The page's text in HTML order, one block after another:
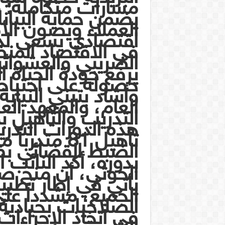
مسارات
يضمن حماية
العملاء ويصون
اقتصادي يسعى
في الاقتصاد
الضريبي
يرفع جودة
حصوله على
وأشاد بتبني
العام، والمعهد
التدريب
هذه الدوراتتأهيل 81
الضبط القضائي
بدوره، أكد
الحوثي، أن منح
يأتي في إطار
الجميع، مشدداً
الصلاحيات
في اتخاذ